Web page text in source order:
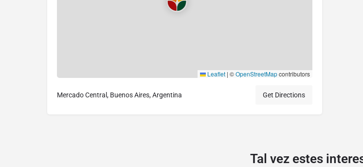
Leaflet | ©OpenStreetMapcontributors
Mercado Central, Buenos Aires, Argentina Get Directions
Tal vez estes